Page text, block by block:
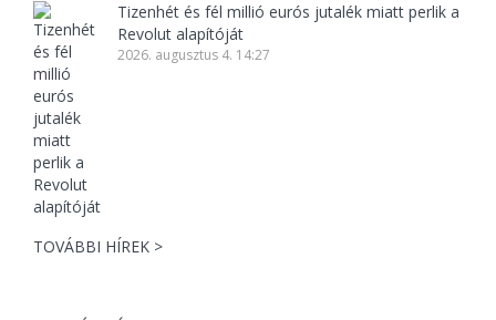
Tizenhét és fél millió eurós jutalék miatt perlik a
Revolut alapítóját
2026. augusztus 4. 14:27
TOVÁBBI HÍREK >